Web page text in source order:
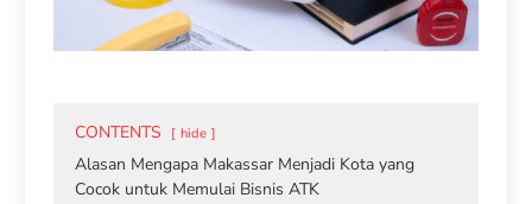
CONTENTS hide
Alasan Mengapa Makassar Menjadi Kota yang
Cocok untuk Memulai Bisnis ATK